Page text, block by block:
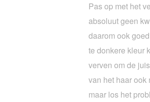
Pas op met het
absoluut geen
daarom ook
te donkere kleur
verven om de
van het haar ook
maar los het